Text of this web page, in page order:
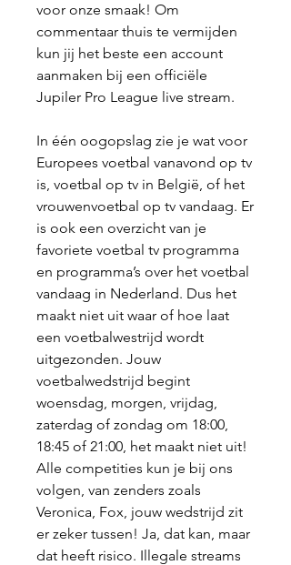
voor onze smaak! Om
commentaar thuis te vermijden
kun jij het beste een account
aanmaken bij een officiële
Jupiler Pro League live stream.
In één oogopslag zie je wat voor
Europees voetbal vanavond op tv
is, voetbal op tv in België, of het
vrouwenvoetbal op tv vandaag. Er
is ook een overzicht van je
favoriete voetbal tv programma
en programma’s over het voetbal
vandaag in Nederland. Dus het
maakt niet uit waar of hoe laat
een voetbalwestrijd wordt
uitgezonden. Jouw
voetbalwedstrijd begint
woensdag, morgen, vrijdag,
zaterdag of zondag om 18:00,
18:45 of 21:00, het maakt niet uit!
Alle competities kun je bij ons
volgen, van zenders zoals
Veronica, Fox, jouw wedstrijd zit
er zeker tussen! Ja, dat kan, maar
dat heeft risico. Illegale streams